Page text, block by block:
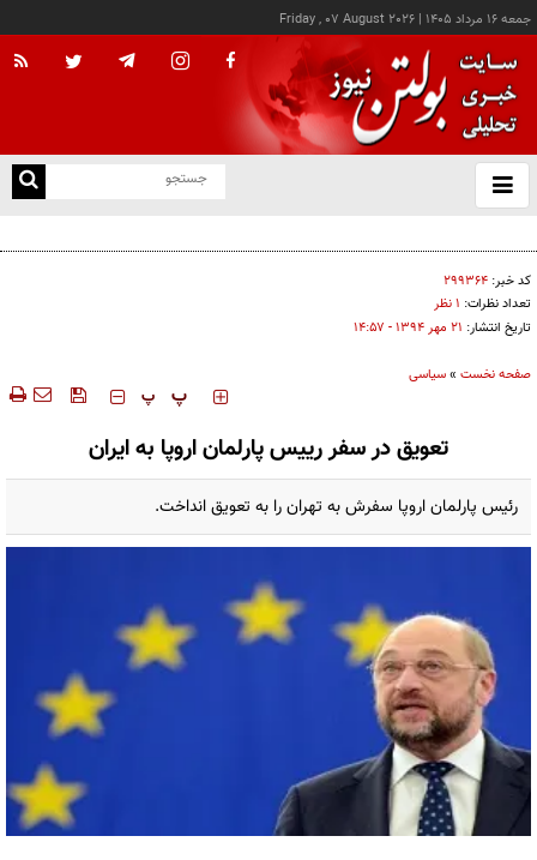
جمعه ۱۶ مرداد ۱۴۰۵ |
Friday , 07 August 2026
باز
و
کد خبر: ۲۹۹۳۶۴
تعداد نظرات: ۱ نظر
تاریخ انتشار: ۲۱ مهر ۱۳۹۴ - ۱۴:۵۷
صفحه نخست »سیاسی
‍‍‍ پ پ
تعویق در سفر رییس پارلمان اروپا به ایران
رئیس پارلمان اروپا سفرش به تهران را به تعویق انداخت.